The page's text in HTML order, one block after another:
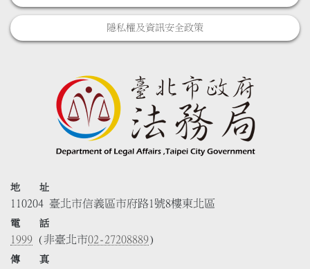
隱私權及資訊安全政策
地 址
110204 臺北市信義區市府路1號8樓東北區
電 話
1999 (非臺北市02-27208889)
傳 真